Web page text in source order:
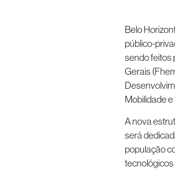
Belo
público-
sendo feitos
Gerais
Mobilidade
A nova
será
população